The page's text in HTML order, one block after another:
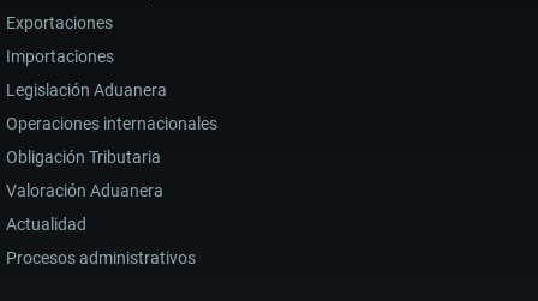
Exportaciones
Importaciones
Legislación Aduanera
Operaciones internacionales
Obligación Tributaria
Valoración Aduanera
Actualidad
Procesos administrativos